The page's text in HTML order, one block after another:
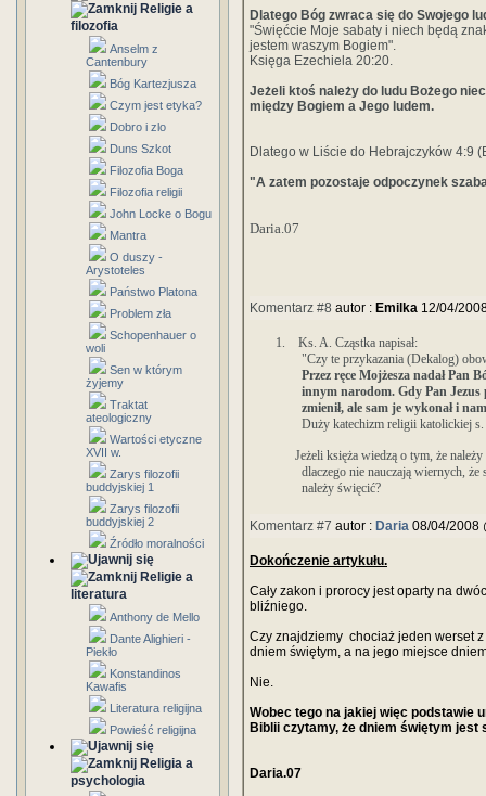
Religie a
filozofia
Anselm z
Cantenbury
Bóg Kartezjusza
Czym jest etyka?
Dobro i zlo
Duns Szkot
Filozofia Boga
Filozofia religii
John Locke o Bogu
Mantra
O duszy -
Arystoteles
Państwo Platona
Problem zła
Schopenhauer o
woli
Sen w którym
żyjemy
Traktat
ateologiczny
Wartości etyczne
XVII w.
Zarys filozofii
buddyjskiej 1
Zarys filozofii
buddyjskiej 2
Źródło moralności
Religie a
literatura
Anthony de Mello
Dante Alighieri -
Piekło
Konstandinos
Kawafis
Literatura religijna
Powieść religijna
Religia a
psychologia
Dlatego Bóg zwraca się do Swojego
"Święćcie Moje sabaty i niech będą
jestem waszym Bogiem".
Księga Ezechiela 20:20.
Jeżeli ktoś należy do ludu Bożego
między Bogiem a Jego ludem.
Dlatego w Liście do Hebrajczyków 4:9
"A zatem pozostaje odpoczynek
Daria.07
Komentarz #8 autor : Emilka 12/04/
1.
Ks. A. Cząstka napisał:
"Czy te przykazania (Dekalog)
Przez ręce Mojżesza nadał Pan
innym narodom. Gdy Pan Jezus
zmienił, ale sam je wykonał i
Duży katechizm religii katolickiej s.
Jeżeli księża wiedzą o tym, że
dlaczego nie nauczają wiernych,
należy święcić?
Komentarz #7 autor : Daria 08/04/2008
Dokończenie artykułu.
Cały zakon i prorocy jest oparty na
bliźniego.
Czy znajdziemy chociaż jeden werset
dniem świętym, a na jego miejsce
Nie.
Wobec tego na jakiej więc podstawie
Biblii czytamy, że dniem świętym jest
Daria.07